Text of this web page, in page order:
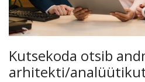
Kutsekoda otsib
arhitekti/